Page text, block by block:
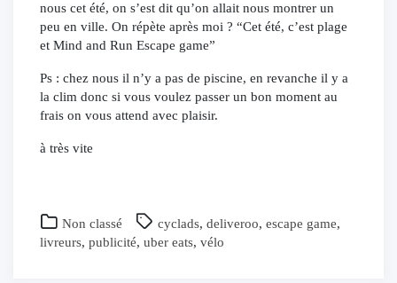
nous cet été, on s’est dit qu’on allait nous montrer un
peu en ville. On répète après moi ? “Cet été, c’est plage
et Mind and Run Escape game”
Ps : chez nous il n’y a pas de piscine, en revanche il y a
la clim donc si vous voulez passer un bon moment au
frais on vous attend avec plaisir.
à très vite
Non classé cyclads, deliveroo, escape game,
livreurs, publicité, uber eats, vélo